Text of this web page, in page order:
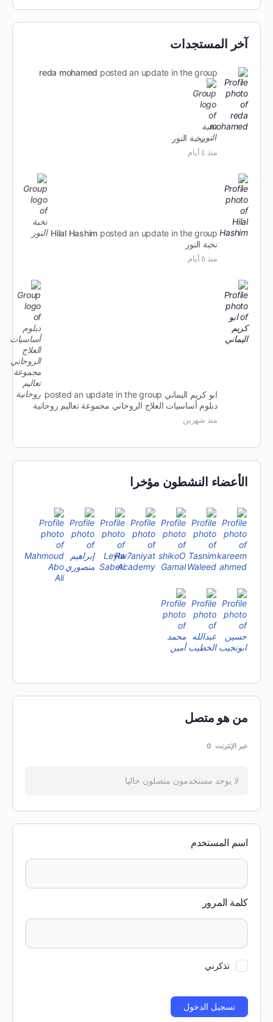
آخر المستجدات
reda mohamed posted an update in the group
نخبة النور
منذ ٤ أيام
Hilal Hashim posted an update in the group
نخبة النور
منذ ٥ أيام
ابو كريم اليماني
دبلوم أساسيات العلاج الروحاني مجموعة تعاليم روحانية
منذ شهرين
الأعضاء النشطون مؤخرا
من هو متصل
عبر الإنترنت 0
لا يوجد مستخدمون متصلون حاليا
اسم المستخدم
كلمة المرور
تذكرني